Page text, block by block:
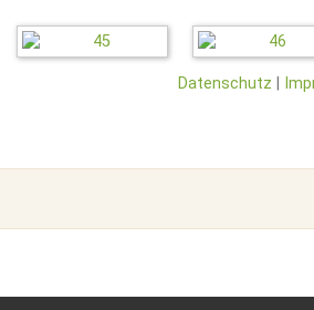
Datenschutz